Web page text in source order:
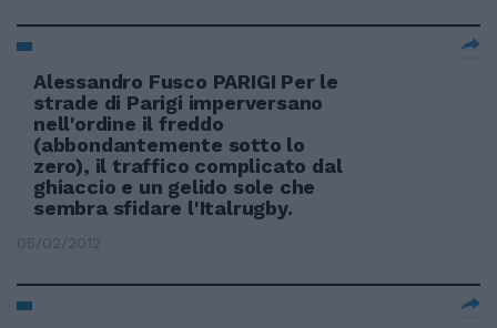
Alessandro Fusco PARIGI Per le
strade di Parigi imperversano
nell'ordine il freddo
(abbondantemente sotto lo
zero), il traffico complicato dal
ghiaccio e un gelido sole che
sembra sfidare l'Italrugby.
05/02/2012